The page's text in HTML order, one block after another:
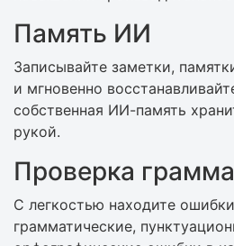
Память ИИ
Записывайте заметки,
и мгновенно
собственная ИИ-память
рукой.
Проверка
С легкостью находите
грамматические,